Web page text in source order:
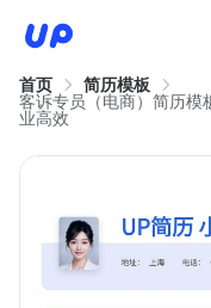
首页
简历模板
客诉专员（电商）简历模
业高效